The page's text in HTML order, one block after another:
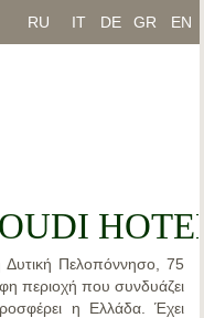
EN
GR
DE
IT
RU
Δυτική Πελοπόννησο , 75
περιοχή που συνδυάζει
η Ελλάδα. Έχει